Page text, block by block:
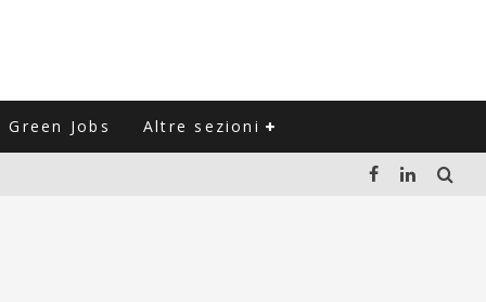
Green Jobs Altre sezioni